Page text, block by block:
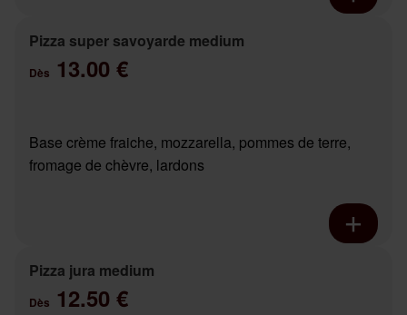
Pizza super savoyarde medium
Dès 13.00 €
Base crème fraiche, mozzarella, pommes de terre,
fromage de chèvre, lardons
Pizza jura medium
Dès 12.50 €